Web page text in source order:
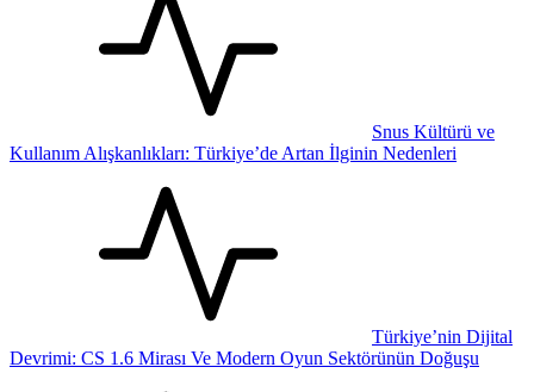
Snus Kültürü ve
Kullanım Alışkanlıkları: Türkiye’de Artan İlginin Nedenleri
Türkiye’nin Dijital
Devrimi: CS 1.6 Mirası Ve Modern Oyun Sektörünün Doğuşu